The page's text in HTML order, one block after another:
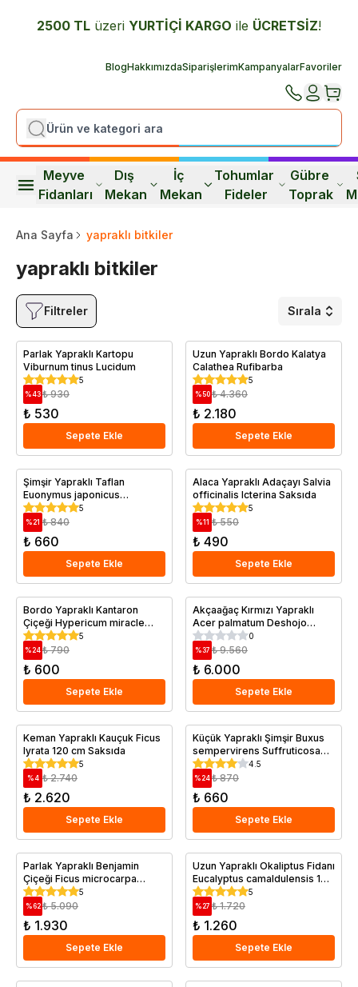
2500 TL üzeri YURTİÇİ KARGO ile ÜCRETSİZ!
BlogHakkımızdaSiparişlerimKampanyalarFavoriler
Meyve
Fidanları
Dış
Mekan
İç
Mekan
Tohumlar
Fideler
Gübre
Toprak
Ana Sayfa yapraklı bitkiler
yapraklı bitkiler
Filtreler Sırala
Parlak Yapraklı Kartopu
Viburnum tinus Lucidum
5
%43 ₺ 930
₺ 530
Sepete Ekle
Uzun Yapraklı Bordo Kalatya
Calathea Rufibarba
5
% 50 ₺ 4.360
₺ 2.180
Sepete Ekle
Şimşir Yapraklı Taflan
Euonymus japonicus
Microphyllus
5
%21 ₺ 840
₺ 660
Sepete Ekle
Alaca Yapraklı Adaçayı Salvia
officinalis Icterina Saksıda
5
%11 ₺ 550
₺ 490
Sepete Ekle
Bordo Yapraklı Kantaron
Çiçeği Hypericum miracle
Allnight Saksıda
5
%24 ₺ 790
₺ 600
Sepete Ekle
Akçaağaç Kırmızı Yapraklı
Acer palmatum Deshojo
Bonsai Saksıda
0
%37 ₺ 9.560
₺ 6.000
Sepete Ekle
Keman Yapraklı Kauçuk Ficus
lyrata 120 cm Saksıda
5
%4 ₺ 2.740
₺ 2.620
Sepete Ekle
Küçük Yapraklı Şimşir Buxus
sempervirens Suffruticosa
20 cm
4.5
%24 ₺ 870
₺ 660
Sepete Ekle
Parlak Yapraklı Benjamin
Çiçeği Ficus microcarpa
Moclame Saksıda
5
% 62 ₺ 5.090
₺ 1.930
Sepete Ekle
Uzun Yapraklı Okaliptus Fidanı
Eucalyptus camaldulensis 120
cm
5
%27 ₺ 1.720
₺ 1.260
Sepete Ekle